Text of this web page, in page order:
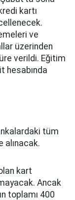
kartı
ve
üzerinden
verildi. Eğitim
hesabında
tüm
alınacak.
kart
Ancak
toplamı 400